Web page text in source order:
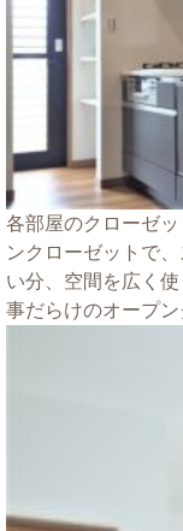
各部屋のクローゼ
ンクローゼットで
い分、空間を広く
事だらけのオープン